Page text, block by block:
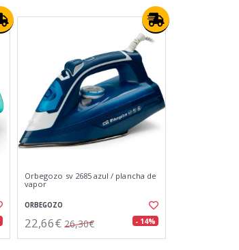
Orbegozo sv 2685 azul / plancha de
vapor
ORBEGOZO
22,66€ 26,30€ - 14%